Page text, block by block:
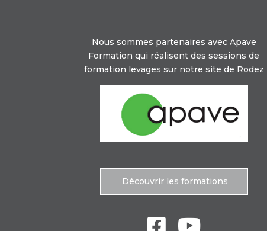
Nous sommes partenaires avec Apave
Formation qui réalisent des sessions de
formation levages sur notre site de Rodez
Découvrir les formations